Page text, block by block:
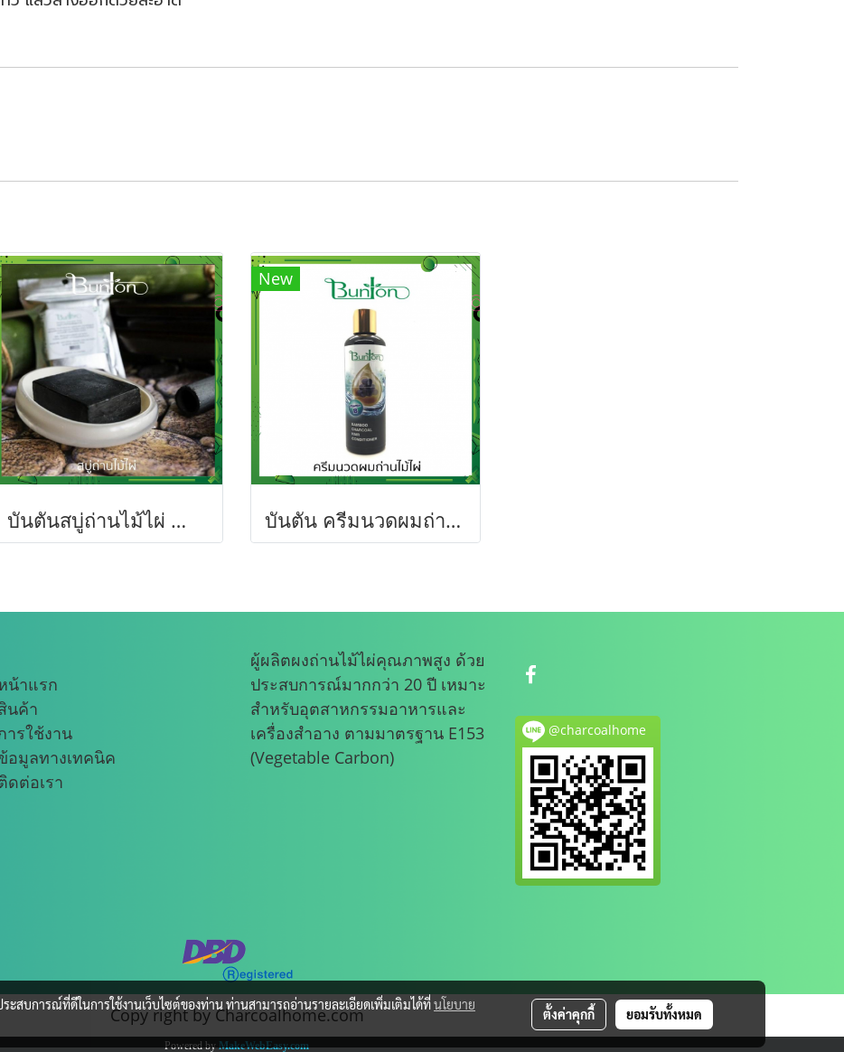
บันตันสบู่ถ่านไม้ไผ่ น้ำหนัก 80 กรัมลดการเกิดสิว
New
บันตัน ครีมนวดผมถ่านไม้ไผ่ บรรจุ 250 มล.บำรุงเส้นผม ป้องกันผมร่วง
น้าแรก
นค้า
ารใช้งาน
อมูลทางเทคนิค
ดต่อเรา
ผู้ผลิตผงถ่านไม้ไผ่คุณภาพสูง ด้วย
ประสบการณ์มากกว่า 20 ปี เหมาะ
สำหรับอุตสาหกรรมอาหารและ
เครื่องสำอาง ตามมาตรฐาน E153
(Vegetable Carbon)
@charcoalhome
Copy right by Charcoalhome.com
Powered byMakeWebEasy.com
สบการณ์ที่ดีในการใช้งานเว็บไซต์ของท่าน ท่านสามารถอ่านรายละเอียดเพิ่มเติมได้ที่นโยบาย
ตั้งค่าคุกกี้ ยอมรับทั้งหมด